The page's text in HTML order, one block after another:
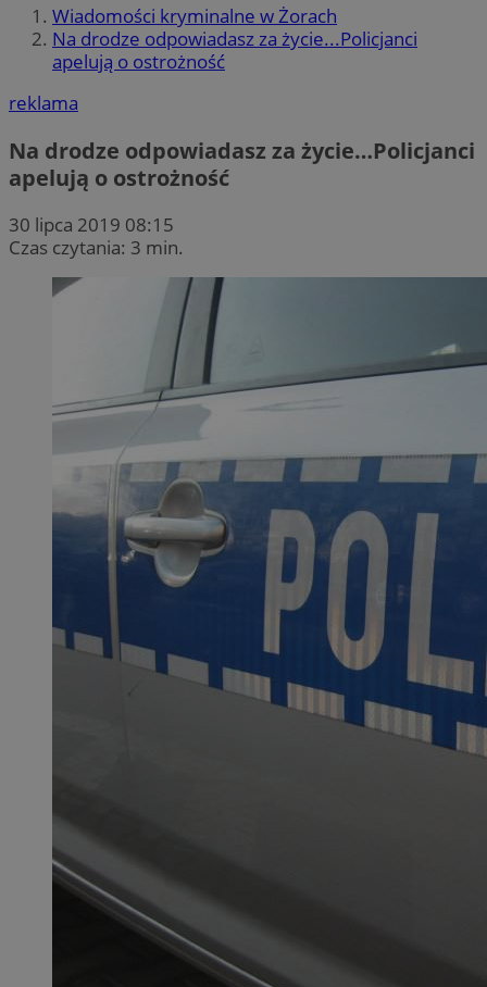
Wiadomości kryminalne w Żorach
Na drodze odpowiadasz za życie...Policjanci
apelują o ostrożność
reklama
Na drodze odpowiadasz za życie…Policjanci
apelują o ostrożność
30 lipca 2019 08:15
Czas czytania: 3 min.